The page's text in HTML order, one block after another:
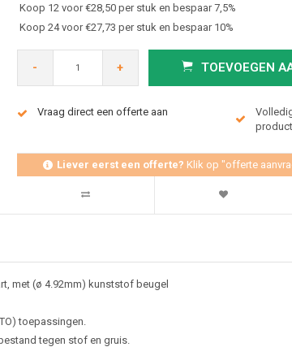
Koop 12 voor €28,50 per stuk en bespaar 7,5%
Koop 24 voor €27,73 per stuk en bespaar 10%
- + TOEVOEGEN
Vraag direct een offerte aan
Liever eerst een offerte? Klik op "offerte
met (ø 4.92mm) kunststof beugel
toepassingen.
tegen stof en gruis.